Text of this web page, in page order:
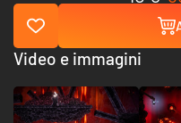
Video e immagini